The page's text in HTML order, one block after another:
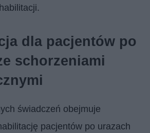
dla pacjentów po
schorzeniami
świadczeń obejmuje
pacjentów po urazach